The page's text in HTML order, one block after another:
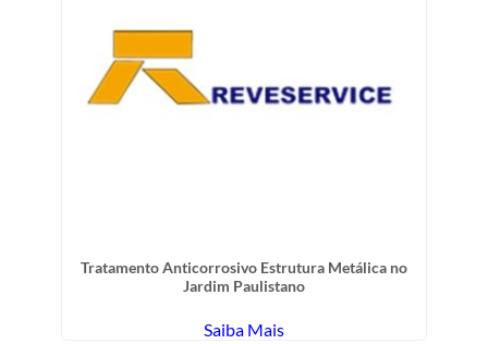
Tratamento Anticorrosivo Estrutura Metálica no
Jardim Paulistano
Saiba Mais